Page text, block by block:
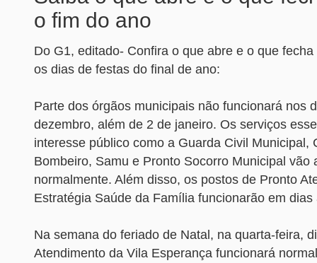
o fim do ano
Do G1, editado- Confira o que abre e o que
os dias de festas do final de ano:
Parte dos órgãos municipais não funcionará nos
dezembro, além de 2 de janeiro. Os serviços
interesse público como a Guarda Civil Municipal,
Bombeiro, Samu e Pronto Socorro Municipal vão
normalmente. Além disso, os postos de Pronto
Estratégia Saúde da Família funcionarão em dias
Na semana do feriado de Natal, na quarta-feira,
Atendimento da Vila Esperança funcionará